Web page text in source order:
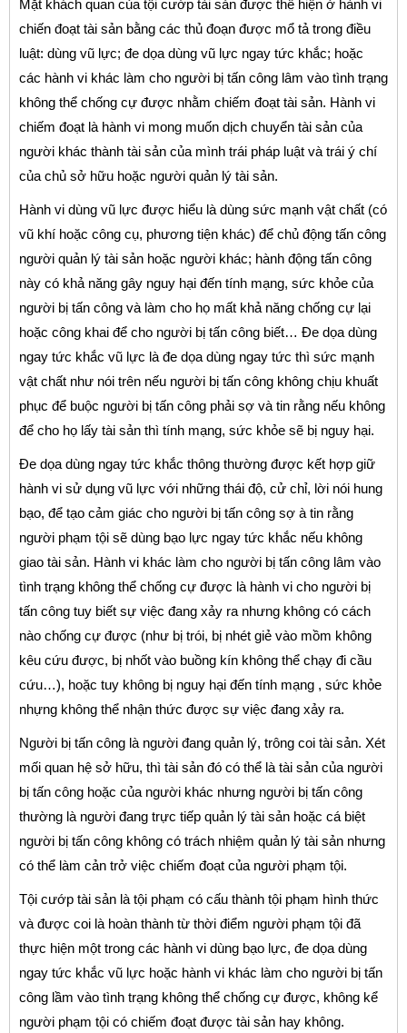
Mặt khách quan của tội cướp tài sản được thể hiện ở hành vi
chiến đoạt tài sản bằng các thủ đoạn được mổ tả trong điều
luật: dùng vũ lực; đe dọa dùng vũ lực ngay tức khắc; hoặc
các hành vi khác làm cho người bị tấn công lâm vào tình trạng
không thể chống cự được nhằm chiếm đoạt tài sản. Hành vi
chiếm đoạt là hành vi mong muốn dịch chuyển tài sản của
người khác thành tài sản của mình trái pháp luật và trái ý chí
của chủ sở hữu hoặc người quản lý tài sản.
Hành vi dùng vũ lực được hiểu là dùng sức mạnh vật chất (có
vũ khí hoặc công cụ, phương tiện khác) để chủ động tấn công
người quản lý tài sản hoặc người khác; hành động tấn công
này có khả năng gây nguy hại đến tính mạng, sức khỏe của
người bị tấn công và làm cho họ mất khả năng chống cự lại
hoặc công khai để cho người bị tấn công biết… Đe dọa dùng
ngay tức khắc vũ lực là đe dọa dùng ngay tức thì sức mạnh
vật chất như nói trên nếu người bị tấn công không chịu khuất
phục để buộc người bị tấn công phải sợ và tin rằng nếu không
để cho họ lấy tài sản thì tính mạng, sức khỏe sẽ bị nguy hại.
Đe dọa dùng ngay tức khắc thông thường được kết hợp giữ
hành vi sử dụng vũ lực với những thái độ, cử chỉ, lời nói hung
bạo, để tạo cảm giác cho người bị tấn công sợ à tin rằng
người phạm tội sẽ dùng bạo lực ngay tức khắc nếu không
giao tài sản. Hành vi khác làm cho người bị tấn công lâm vào
tình trạng không thể chống cự được là hành vi cho người bị
tấn công tuy biết sự việc đang xảy ra nhưng không có cách
nào chống cự được (như bị trói, bị nhét giẻ vào mồm không
kêu cứu được, bị nhốt vào buồng kín không thể chạy đi cầu
cứu…), hoặc tuy không bị nguy hại đến tính mạng , sức khỏe
nhựng không thể nhận thức được sự việc đang xảy ra.
Người bị tấn công là người đang quản lý, trông coi tài sản. Xét
mối quan hệ sở hữu, thì tài sản đó có thể là tài sản của người
bị tấn công hoặc của người khác nhưng người bị tấn công
thường là người đang trực tiếp quản lý tài sản hoặc cá biệt
người bị tấn công không có trách nhiệm quản lý tài sản nhưng
có thể làm cản trở việc chiếm đoạt của người phạm tội.
Tội cướp tài sản là tội phạm có cấu thành tội phạm hình thức
và được coi là hoàn thành từ thời điểm người phạm tội đã
thực hiện một trong các hành vi dùng bạo lực, đe dọa dùng
ngay tức khắc vũ lực hoặc hành vi khác làm cho người bị tấn
công lầm vào tình trạng không thể chống cự được, không kể
người phạm tội có chiếm đoạt được tài sản hay không.